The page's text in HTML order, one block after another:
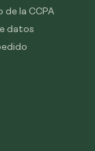
la CCPA
datos